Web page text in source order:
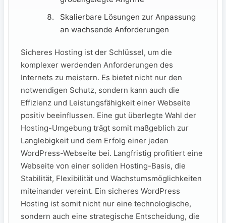
Skalierbare Lösungen zur Anpassung
an wachsende Anforderungen
Sicheres Hosting ist der Schlüssel, um die
komplexer werdenden Anforderungen des
Internets zu meistern. Es bietet nicht nur den
notwendigen Schutz, sondern kann auch die
Effizienz und Leistungsfähigkeit einer Webseite
positiv beeinflussen. Eine gut überlegte Wahl der
Hosting-Umgebung trägt somit maßgeblich zur
Langlebigkeit und dem Erfolg einer jeden
WordPress-Webseite bei. Langfristig profitiert eine
Webseite von einer soliden Hosting-Basis, die
Stabilität, Flexibilität und Wachstumsmöglichkeiten
miteinander vereint. Ein sicheres WordPress
Hosting ist somit nicht nur eine technologische,
sondern auch eine strategische Entscheidung, die